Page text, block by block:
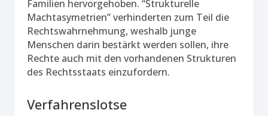
Familien hervorgehoben. “Strukturelle
Machtasymetrien” verhinderten zum Teil die
Rechtswahrnehmung, weshalb junge
Menschen darin bestärkt werden sollen, ihre
Rechte auch mit den vorhandenen Strukturen
des Rechtsstaats einzufordern.
Verfahrenslotse